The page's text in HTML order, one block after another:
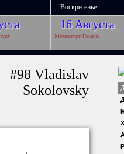
Воскресенье
16 Августа
Металлург-Гомель
#98 Vladislav
Sokolovsky